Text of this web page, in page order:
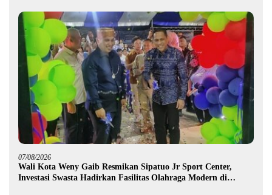
07/08/2026
Wali Kota Weny Gaib Resmikan Sipatuo Jr Sport Center,
Investasi Swasta Hadirkan Fasilitas Olahraga Modern di